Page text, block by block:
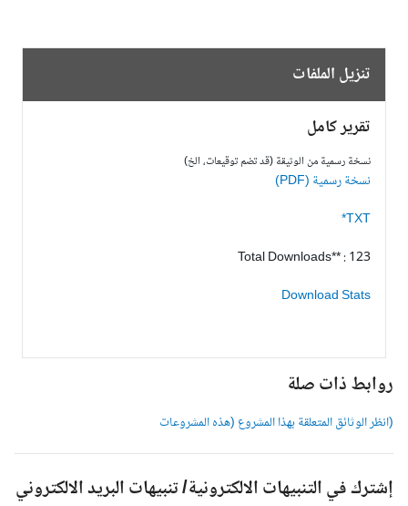
تنزيل الملفات
تقرير كامل
نسخة رسمية من الوثيقة (قد تضم توقيعات، الخ)
نسخة رسمية (PDF)
TXT*
Total Downloads** : 123
Download Stats
روابط ذات صلة
(انظر الوثائق المتعلقة بهذا المشروع (هذه المشروعات
إشترك في التنبيهات الالكترونية/ تنبيهات البريد الالكتروني